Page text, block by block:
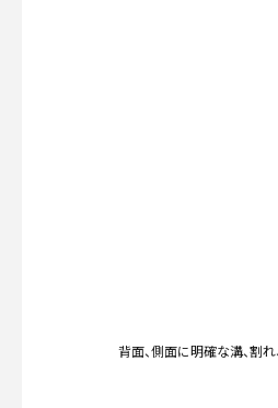
背面、側面に明確な溝、割